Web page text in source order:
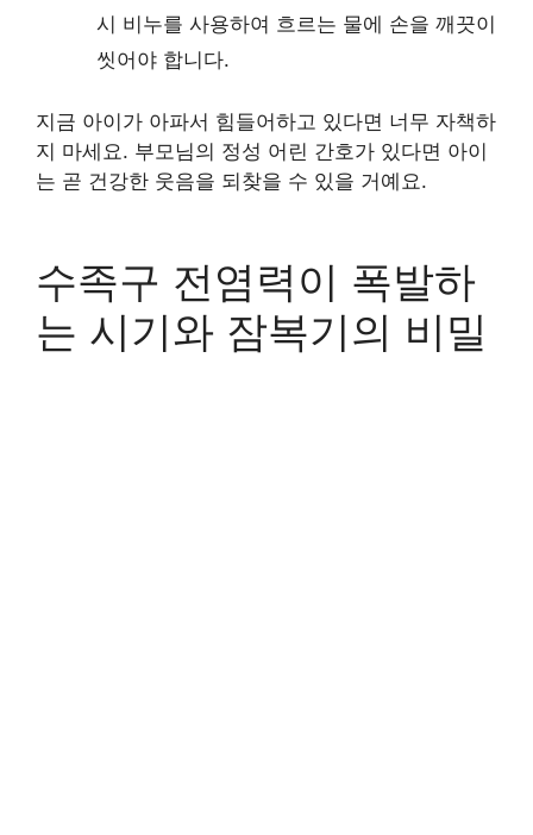
시 비누를 사용하여 흐르는 물에 손을 깨끗이
씻어야 합니다.
지금 아이가 아파서 힘들어하고 있다면 너무 자책하
지 마세요. 부모님의 정성 어린 간호가 있다면 아이
는 곧 건강한 웃음을 되찾을 수 있을 거예요.
수족구 전염력이 폭발하
는 시기와 잠복기의 비밀